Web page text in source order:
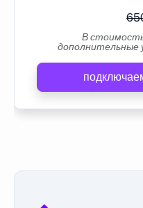
В
дополнительные